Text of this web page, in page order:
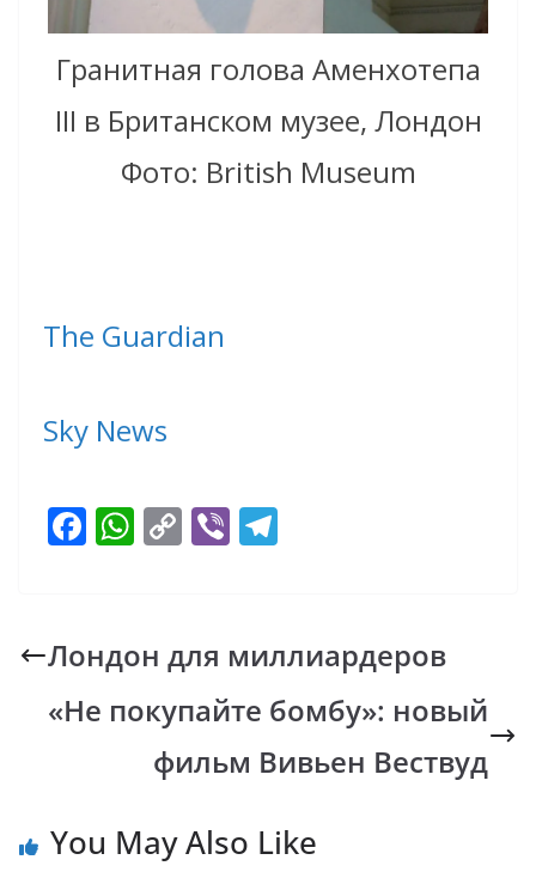
Гранитная голова Аменхотепа
III в Британском музее, Лондон
Фото: British Museum
The Guardian
Sky News
F
b
o
o
W
s
A
p
p
C
y
Li
n
k
Vi
gr
a
m
Лондон для миллиардеров
«Не покупайте бомбу»: новый
фильм Вивьен Вествуд
You May Also Like